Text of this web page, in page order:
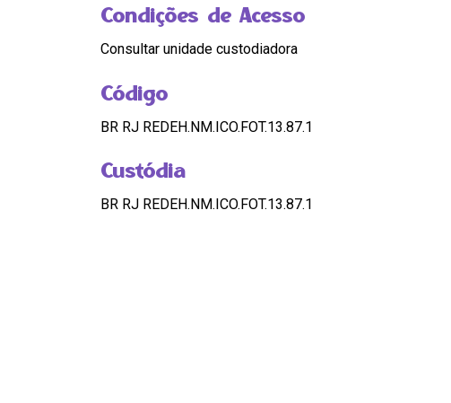
Condições de Acesso
Consultar unidade custodiadora
Código
BR RJ REDEH.NM.ICO.FOT.13.87.1
Custódia
BR RJ REDEH.NM.ICO.FOT.13.87.1